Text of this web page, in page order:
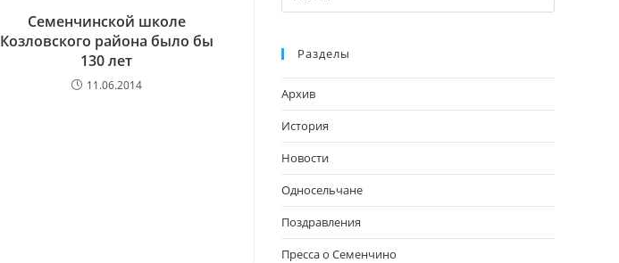
Семенчинской школе
Козловского района было бы
130 лет
11.06.2014
клавишу
Разделы
Архив
История
Новости
Односельчане
Поздравления
Пресса о Семенчино